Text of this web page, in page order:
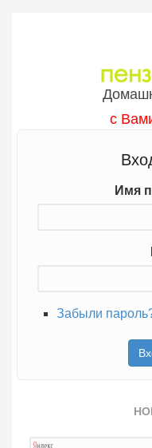
с
Имя
Забыли